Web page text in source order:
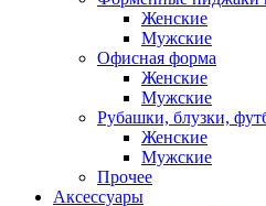
Женские
Мужские
Офисная форма
Женские
Мужские
Рубашки, блузки,
Женские
Мужские
Прочее
Аксессуары